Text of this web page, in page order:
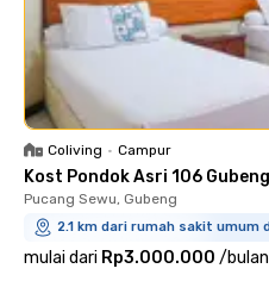
Coliving • Campur
Kost Pondok Asri 106
Pucang Sewu, Gubeng
2.1 km dari rumah sakit umum
mulai dari Rp3.000.000 /bulan